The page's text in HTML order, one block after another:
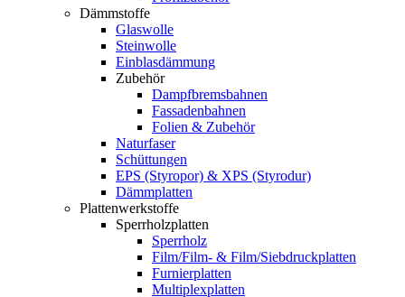
Dämmstoffe
Glaswolle
Steinwolle
Einblasdämmung
Zubehör
Dampfbremsbahnen
Fassadenbahnen
Folien & Zubehör
Naturfaser
Schüttungen
EPS (Styropor) & XPS (Styrodur)
Dämmplatten
Plattenwerkstoffe
Sperrholzplatten
Sperrholz
Film/Film- & Film/Siebdruckplatten
Furnierplatten
Multiplexplatten